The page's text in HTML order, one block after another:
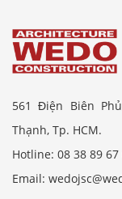
561 Điện Biên
Thạnh, Tp. HCM.
Hotline: 08 38 89 67
Email: